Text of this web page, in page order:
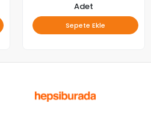
Adet
Sepete Ekle